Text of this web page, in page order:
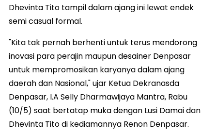
Dhevinta Tito tampil dalam ajang ini lewat endek
semi casual formal.
"Kita tak pernah berhenti untuk terus mendorong
inovasi para perajin maupun desainer Denpasar
untuk mempromosikan karyanya dalam ajang
daerah dan Nasional," ujar Ketua Dekranasda
Denpasar, I.A Selly Dharmawijaya Mantra, Rabu
(10/5) saat bertatap muka dengan Lusi Damai dan
Dhevinta Tito di kediamannya Renon Denpasar.